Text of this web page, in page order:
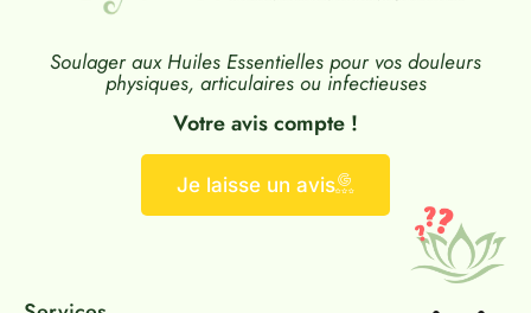
Soulager aux Huiles Essentielles pour vos douleurs
physiques, articulaires ou infectieuses
Votre avis compte !
Je laisse un avis